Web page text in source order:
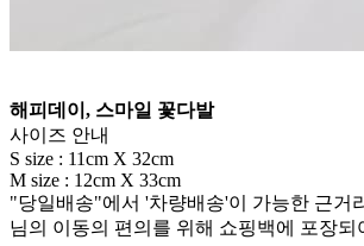
해피데이, 스마일 꽃다발
​​​​​​사이즈 안내
S size : 11cm X 32cm
M size : 12cm X 33cm
"당일배송"에서 '차량배송'이 가능한 근거
님의 이동의 편의를 위해 쇼핑백에 포장되